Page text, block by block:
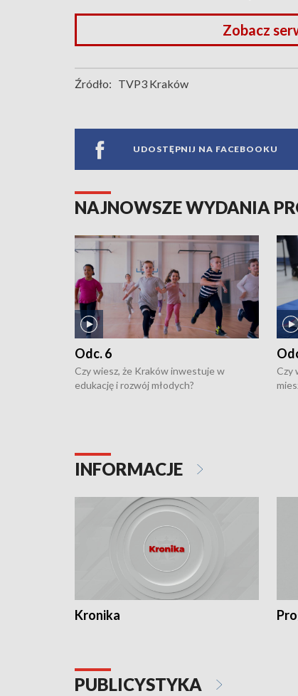
Zobacz
Źródło: TVP3 Kraków
UDOSTĘPNIJ NA FACEBOOKU
NAJNOWSZE WYDANIA
Odc. 6
Czy wiesz, że Kraków inwestuje w
edukację i rozwój młodych?
Czy
INFORMACJE
Kronika
PUBLICYSTYKA